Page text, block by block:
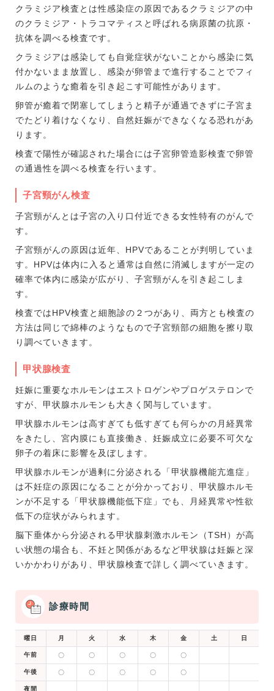
クラミジア検査とは性感染症の原因であるクラミジアの中
のクラミジア・トラコマティスと呼ばれる病原菌の抗原・
抗体を調べる検査です。
クラミジアは感染しても自覚症状がないことから感染に気
付かないまま放置し、感染が卵管まで進行することでフィ
ルムのような癒着を引き起こす可能性があります。
卵管が癒着で閉塞してしまうと精子が通過できずに子宮ま
でたどり着けなくなり、自然妊娠ができなくなる恐れがあ
ります。
検査で陽性が確認された場合には子宮卵管造影検査で卵管
の通過性を調べる検査を行います。
子宮頸がん検査
子宮頸がんとは子宮の入り口付近できる女性特有のがんで
す。
子宮頸がんの原因は近年、HPVであることが判明していま
す。HPVは体内に入ると通常は自然に消滅しますが一定の
確率で体内に感染が広がり、子宮頸がんを引き起こしま
す。
検査ではHPV検査と細胞診の２つがあり、両方とも検査の
方法は同じで綿棒のようなもので子宮頸部の細胞を擦り取
り調べていきます。
甲状腺検査
妊娠に重要なホルモンはエストロゲンやプロゲステロンで
すが、甲状腺ホルモンも大きく関与しています。
甲状腺ホルモンは高すぎても低すぎても何らかの月経異常
をきたし、宮内膜にも直接働き、妊娠成立に必要不可欠な
卵子の着床に影響を及ぼします。
甲状腺ホルモンが過剰に分泌される「甲状腺機能亢進症」
は不妊症の原因になることが分かっており、甲状腺ホルモ
ンが不足する「甲状腺機能低下症」でも、月経異常や性欲
低下の症状がみられます。
脳下垂体から分泌される甲状腺刺激ホルモン（TSH）が高
い状態の場合も、不妊と関係があるなど甲状腺は妊娠と深
いかかわりがあり、甲状腺検査で詳しく調べていきます。
診療時間
曜日 月 火 水 木 金 土 日
午前 〇 〇 〇 〇 〇
午後 〇 〇 〇 〇 〇
夜間